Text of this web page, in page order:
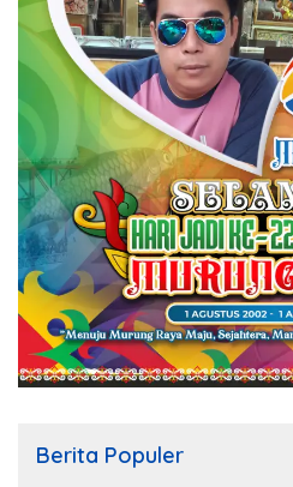
Berita Populer